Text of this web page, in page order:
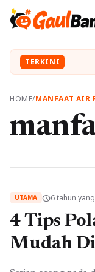
TERKINI
HOME/MANFAAT AIR
UTAMA schedule6 tahun
4 Tips
Mudah